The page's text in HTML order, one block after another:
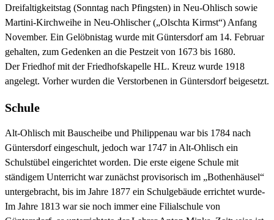
Dreifaltigkeitstag (Sonntag nach Pfingsten) in Neu-Ohlisch sowie
Martini-Kirchweihe in Neu-Ohlischer („Olschta Kirmst“) Anfang
November. Ein Gelöbnistag wurde mit Güntersdorf am 14. Februar
gehalten, zum Gedenken an die Pestzeit von 1673 bis 1680.
Der Friedhof mit der Friedhofskapelle HL. Kreuz wurde 1918
angelegt. Vorher wurden die Verstorbenen in Güntersdorf beigesetzt.
Schule
Alt-Ohlisch mit Bauscheibe und Philippenau war bis 1784 nach
Güntersdorf eingeschult, jedoch war 1747 in Alt-Ohlisch ein
Schulstübel eingerichtet worden. Die erste eigene Schule mit
ständigem Unterricht war zunächst provisorisch im „Bothenhäusel“
untergebracht, bis im Jahre 1877 ein Schulgebäude errichtet wurde-
Im Jahre 1813 war sie noch immer eine Filialschule von